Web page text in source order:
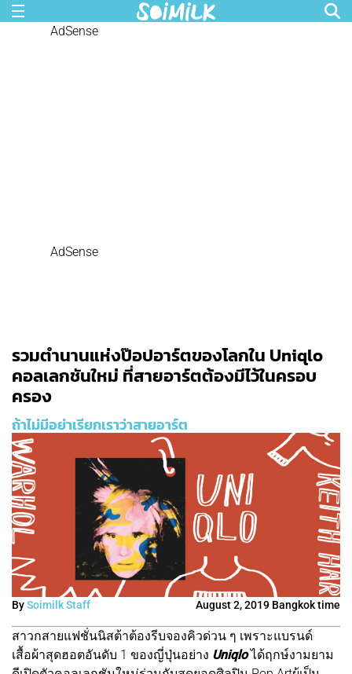
AdSense
AdSense
รวมตำนานแห่งป๊อปอาร์ตของโลกใน Uniqlo
คอลเลกชันใหม่ ที่สายอาร์ตต้องมีไว้ในครอบ
ครอง
ถ้าไม่มีอย่าเรียกเราว่าสายอาร์ต
BySoimilk Staff August 2, 2019 Bangkok time
สาวกสายแฟชั่นนิสต้าต้องรีบจองคิวด่วน ๆ เพราะแบรนด์
เสื้อผ้าสุดฮอตอันดับ 1 ของญี่ปุ่นอย่าง Uniqloได้ฤกษ์งามยาม